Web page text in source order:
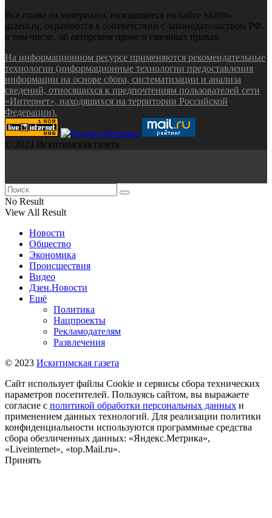
Все права на материалы, находящиеся на сайте iskitim-
gazeta.ru, охраняются в соответствии с законодательством РФ,
в том числе, об авторском праве и смежных правах.
На информационном ресурсе применяются рекомендательные
технологии (информационные технологии предоставления
информации на основе сбора, систематизации и анализа
сведений, относящихся к предпочтениям пользователей сети
«Интернет», находящихся на территории Российской
Федерации).
© 2023 Искитимская газета
No Result
View All Result
Новости
Общество
Экономика
Происшествия
Видео
Дзен.Новости
Ещё
Политика
Нацпроекты
Рекламодателям
Развлечения
© 2023 Искитимская газета
Сайт использует файлы Cookie и сервисы сбора технических
параметров посетителей. Пользуясь сайтом, вы выражаете
согласие с политикой обработки персональных данных и
применением данных технологий. Для реализации политики
конфиденциальности используются программные средства
сбора обезличенных данных: «Яндекс.Метрика»,
«Liveinternet», «top.Mail.ru».
Принять